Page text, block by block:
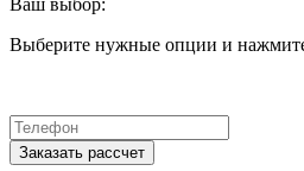
Выберите нужные опции и